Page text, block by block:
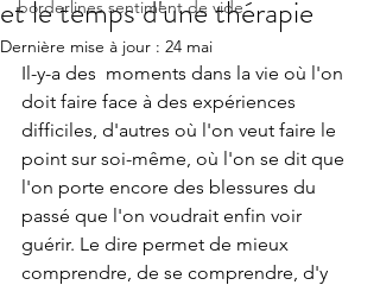
borderlines sentiment de vide
et le temps d'une thérapie
Dernière mise à jour : 24 mai
Il-y-a des  moments dans la vie où l'on
doit faire face à des expériences
difficiles, d'autres où l'on veut faire le
point sur soi-même, où l'on se dit que
l'on porte encore des blessures du
passé que l'on voudrait enfin voir
guérir. Le dire permet de mieux
comprendre, de se comprendre, d'y